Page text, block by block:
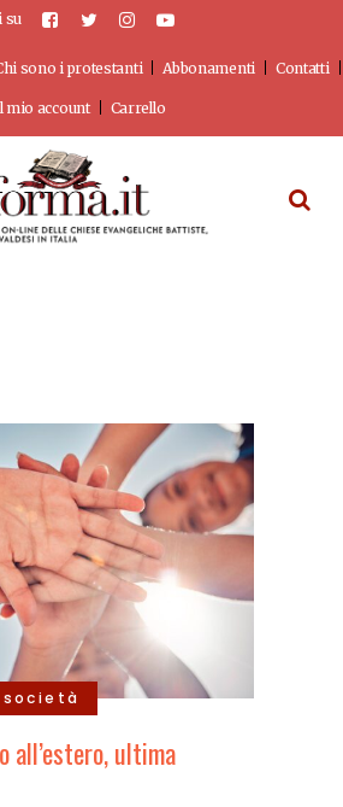
su
sono i protestanti Abbonamenti Contatti
mio account Carrello
all’estero, ultima